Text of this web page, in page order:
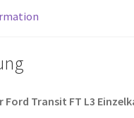
Ford Transit FT L3